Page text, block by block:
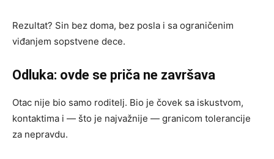
Rezultat? Sin bez doma, bez posla i sa ograničenim
viđanjem sopstvene dece.
Odluka: ovde se priča ne završava
Otac nije bio samo roditelj. Bio je čovek sa iskustvom,
kontaktima i — što je najvažnije — granicom tolerancije
za nepravdu.